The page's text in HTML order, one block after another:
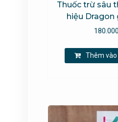
Thuốc trừ sâu
hiệu Dragon
180.000
Thêm vào